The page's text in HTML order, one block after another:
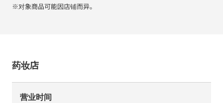
※对象商品可能因店铺而异。
药妆店
营业时间